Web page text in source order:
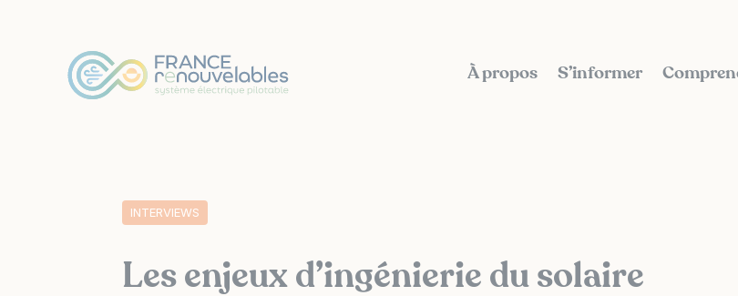
À propos S’informer
INTERVIEWS
Les enjeux d’ingénierie du solaire